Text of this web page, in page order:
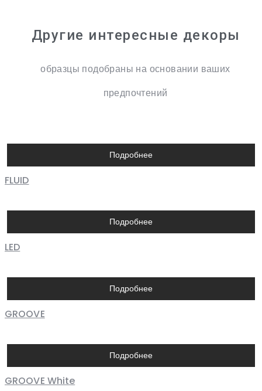
Другие интересные декоры
образцы подобраны на основании ваших
предпочтений
Подробнее
FLUID
Подробнее
LED
Подробнее
GROOVE
Подробнее
GROOVE White